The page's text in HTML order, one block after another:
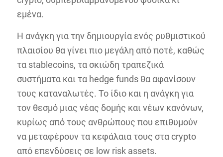
εμένα.
Η ανάγκη για την δημιουργία ενός ρυθμιστικού
πλαισίου θα γίνει πιο μεγάλη από ποτέ, καθώς
τα stablecoins, τα σκιώδη τραπεζικά
συστήματα και τα hedge funds θα αφανίσουν
τους καταναλωτές. Το ίδιο και η ανάγκη για
τον θεσμό μιας νέας δομής και νέων κανόνων,
κυρίως από τους ανθρώπους που επιθυμούν
να μεταφέρουν τα κεφάλαια τους στα crypto
από επενδύσεις σε low risk assets.